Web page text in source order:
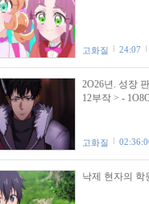
고화질 24:07
2O26년. 성장
12부작 > -
고화질
낙제 현자의 학